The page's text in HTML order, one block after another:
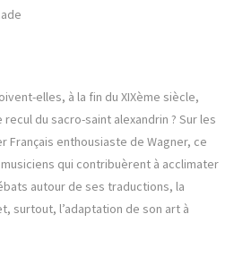
elles, à la fin du XIXème siècle,
du sacro-saint alexandrin ? Sur les
Français enthousiaste de Wagner, ce
qui contribuèrent à acclimater
autour de ses traductions, la
surtout, l’adaptation de son art à